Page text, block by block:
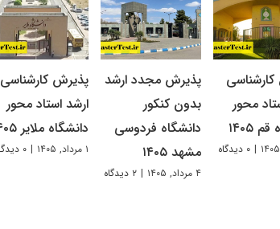
محور
۱۴۰۵
| ۰ دیدگاه
پذیرش مجدد ارشد
بدون کنکور
دانشگاه فردوسی
مشهد ۱۴۰۵
۴ مرداد, ۱۴۰۵ | ۲ دیدگاه
پذیرش کارشناسی
ارشد استاد محور
دانشگاه ملایر ۱۴۰۵
۱ مرداد, ۱۴۰۵ | ۰ دیدگاه